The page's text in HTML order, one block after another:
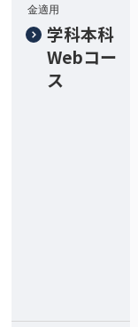
金適用
学科本科
Webコー
ス